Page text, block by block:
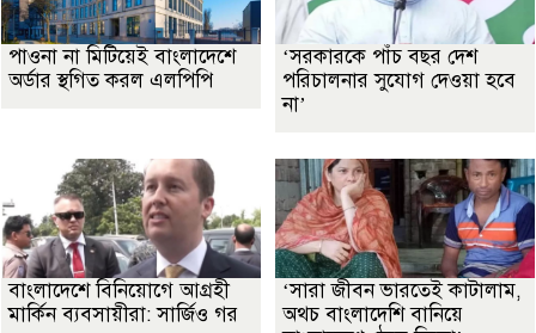
পাওনা না মিটিয়েই বাংলাদেশে
অর্ডার স্থগিত করল এলপিপি
‘সরকারকে পাঁচ বছর দেশ
পরিচালনার সুযোগ দেওয়া হবে
না’
বাংলাদেশে বিনিয়োগে আগ্রহী
মার্কিন ব্যবসায়ীরা: সার্জিও গর
‘সারা জীবন ভারতেই কাটালাম,
অথচ বাংলাদেশি বানিয়ে